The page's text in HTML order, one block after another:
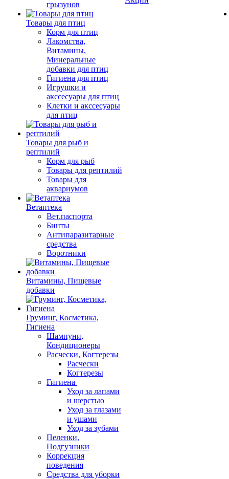
грызунов
Товары для птиц
Корм для птиц
Лакомства,
Витамины,
Минеральные
добавки для птиц
Гигиена для птиц
Игрушки и
акссесуары для птиц
Клетки и акссесуары
для птиц
Товары для рыб и
рептилий
Корм для рыб
Товары для рептилий
Товары для
аквариумов
Ветаптека
Вет.паспорта
Бинты
Антипаразитарные
средства
Воротники
Витамины, Пищевые
добавки
Груминг, Косметика,
Гигиена
Шампуни,
Кондиционеры
Расчески, Когтерезы
Расчески
Когтерезы
Гигиена
Уход за лапами
и шерстью
Уход за глазами
и ушами
Уход за зубами
Пеленки,
Подгузники
Коррекция
поведения
Средства для уборки